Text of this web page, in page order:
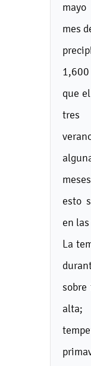
mes
que
tres
esto
en
La
sobre